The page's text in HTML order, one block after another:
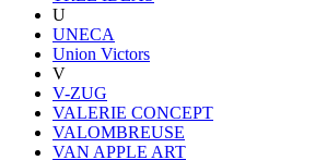
U
UNECA
Union Victors
V
V-ZUG
VALERIE CONCEPT
VALOMBREUSE
VAN APPLE ART